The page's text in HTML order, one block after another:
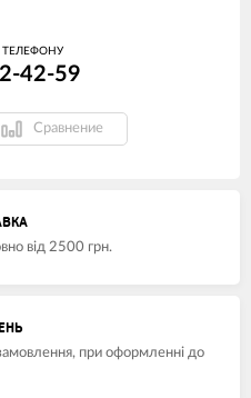
42-59
Сравнение
від 2500 грн.
при оформленні до